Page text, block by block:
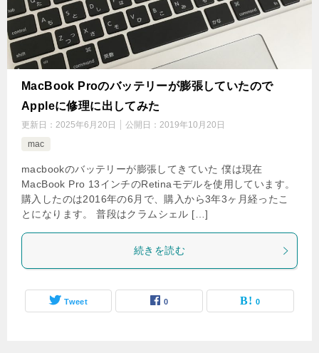
MacBook Proのバッテリーが膨張していたので
Appleに修理に出してみた
更新日： 2025年6月20日 公開日： 2019年10月20日
mac
macbookのバッテリーが膨張してきていた 僕は現在
MacBook Pro 13インチのRetinaモデルを使用しています。
購入したのは2016年の6月で、購入から3年3ヶ月経ったこ
とになります。 普段はクラムシェル […]
続きを読む
Tweet 0 0